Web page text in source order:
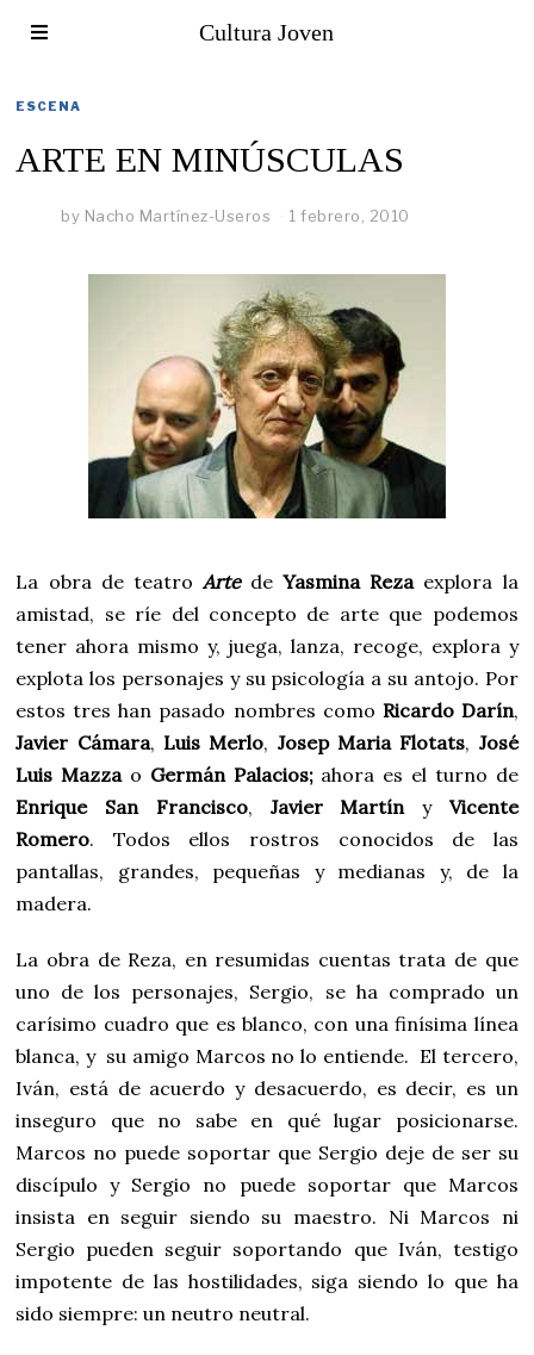
Cultura Joven
ESCENA
ARTE EN MINÚSCULAS
by Nacho Martínez-Useros 1 febrero, 2010
La obra de teatro Arte deYasmina Rezaexplora la
amistad, se ríe del concepto de arte que podemos
tener ahora mismo y, juega, lanza, recoge, explora y
explota los personajes y su psicología a su antojo. Por
estos tres han pasado nombres como Ricardo Darín,
Javier Cámara, Luis Merlo, Josep Maria Flotats, José
Luis Mazzao Germán Palacios;ahora es el turno de
Enrique San Francisco, Javier Martín y Vicente
Romero. Todos ellos rostros conocidos de las
pantallas, grandes, pequeñas y medianas y, de la
madera.
La obra de Reza, en resumidas cuentas trata de que
uno de los personajes, Sergio, se ha comprado un
carísimo cuadro que es blanco, con una finísima línea
blanca, y su amigo Marcos no lo entiende. El tercero,
Iván, está de acuerdo y desacuerdo, es decir, es un
inseguro que no sabe en qué lugar posicionarse.
Marcos no puede soportar que Sergio deje de ser su
discípulo y Sergio no puede soportar que Marcos
insista en seguir siendo su maestro. Ni Marcos ni
Sergio pueden seguir soportando que Iván, testigo
impotente de las hostilidades, siga siendo lo que ha
sido siempre: un neutro neutral.